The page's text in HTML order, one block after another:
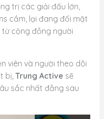
trị các giải đấu lớn,
cầm, lại đang đối mặt
từ cộng đồng người
viên và người theo dõi
bị, Trung Active sẽ
sắc nhất đằng sau